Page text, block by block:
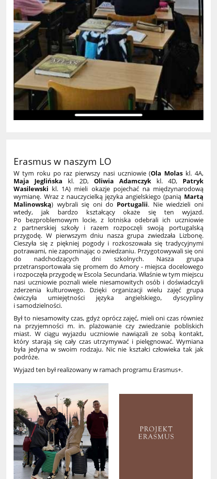
Erasmus w naszym LO
W tym roku po raz pierwszy nasi uczniowie (Ola Molas kl. 4A,
Maja Jeglińska kl. 2D,Oliwia Adamczykkl. 4D, Patryk
Wasilewski kl. 1A) mieli okazje pojechać na międzynarodową
wymianę. Wraz z nauczycielką języka angielskiego (panią Martą
Malinowską) wybrali się oni do Portugalii. Nie wiedzieli oni
wtedy, jak bardzo kształcący okaże się ten wyjazd.
Po bezproblemowym locie, z lotniska odebrali ich uczniowie
z partnerskiej szkoły i razem rozpoczęli swoją portugalską
przygodę. W pierwszym dniu nasza grupa zwiedzała Lizbonę.
Cieszyła się z piękniej pogody i rozkoszowała się tradycyjnymi
potrawami, nie zapominając o zwiedzaniu. Przygotowywali się oni
do nadchodzących dni szkolnych. Nasza grupa
przetransportowała się promem do Amory - miejsca docelowego
i rozpoczęła przygodę w Escola Secundaria. Właśnie w tym miejscu
nasi uczniowie poznali wiele niesamowitych osób i doświadczyli
zderzenia kulturowego. Dzięki organizacji wielu zajęć grupa
ćwiczyła umiejętności języka angielskiego, dyscypliny
i samodzielności.
Był to niesamowity czas, gdyż oprócz zajęć, mieli oni czas również
na przyjemności m. in. plażowanie czy zwiedzanie pobliskich
miast. W ciągu wyjazdu uczniowie nawiązali ze sobą kontakt,
który starają się cały czas utrzymywać i pielęgnować. Wymiana
była jedyna w swoim rodzaju. Nic nie kształci człowieka tak jak
podróże.
Wyjazd ten był realizowany w ramach programu Erasmus+.